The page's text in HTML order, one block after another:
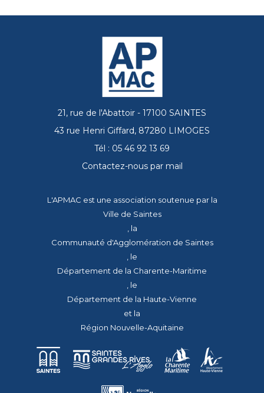
21, rue de l'Abattoir - 17100 SAINTES
43 rue Henri Giffard, 87280 LIMOGES
Tél : 05 46 92 13 69
Contactez-nous par mail
L'APMAC est une association soutenue par la
Ville de Saintes
, la
Communauté d'Agglomération de Saintes
, le
Département de la Charente-Maritime
, le
Département de la Haute-Vienne
et la
Région Nouvelle-Aquitaine